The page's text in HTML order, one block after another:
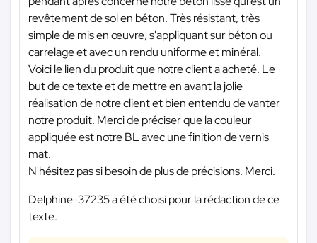
revêtement de sol en béton. Très résistant, très
simple de mis en œuvre, s'appliquant sur béton ou
carrelage et avec un rendu uniforme et minéral.
Voici le lien du produit que notre client a acheté. Le
but de ce texte et de mettre en avant la jolie
réalisation de notre client et bien entendu de vanter
notre produit. Merci de préciser que la couleur
appliquée est notre BL avec une finition de vernis
mat.
N'hésitez pas si besoin de plus de précisions. Merci.
Delphine-37235 a été choisi pour la rédaction de ce
texte.